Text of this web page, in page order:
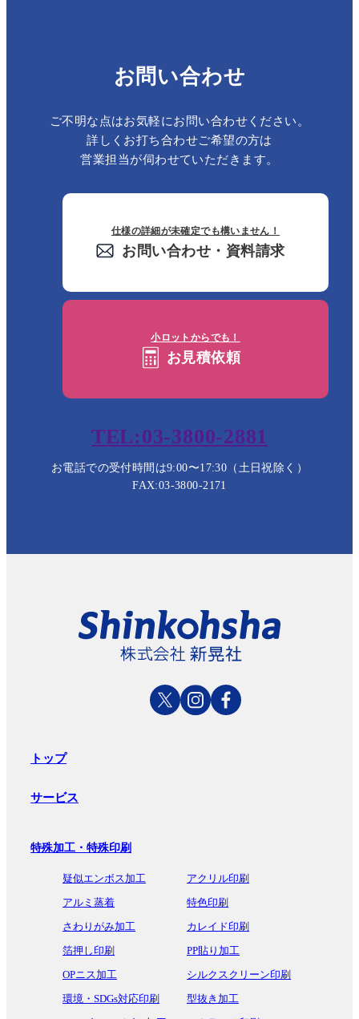
お問い合わせ
ご不明な点はお気軽にお問い合わせください。
詳しくお打ち合わせご希望の方は
営業担当が伺わせていただきます。
仕様の詳細が未確定でも構いません！
お問い合わせ・資料請求
小ロットからでも！
お見積依頼
TEL:03-3800-2881
お電話での受付時間は9:00〜17:30（土日祝除く）
FAX:03-3800-2171
トップ
サービス
特殊加工・特殊印刷
疑似エンボス加工
アクリル印刷
アルミ蒸着
特色印刷
さわりがみ加工
カレイド印刷
箔押し印刷
PP貼り加工
OPニス加工
シルクスクリーン印刷
環境・SDGs対応印刷
型抜き加工